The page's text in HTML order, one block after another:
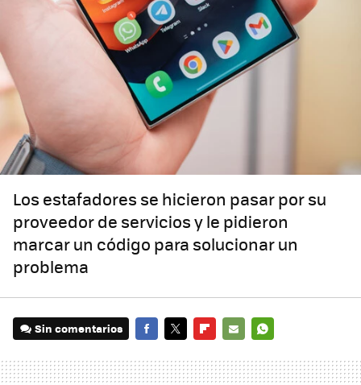
Los estafadores se hicieron pasar por su
proveedor de servicios y le pidieron
marcar un código para solucionar un
problema
Sin comentarios
MAIL